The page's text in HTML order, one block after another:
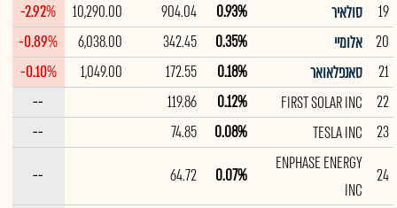
19
סולאיר 0.93%
904.04
10,290.00
-2.92%
20
אלומיי 0.35%
342.45
6,038.00
-0.89%
21
סאנפלאואר 0.18%
172.55
1,049.00
-0.10%
22
FIRST SOLAR INC
0.12%
119.86
--
23
TESLA INC
0.08%
74.85
--
24
ENPHASE ENERGY
INC
0.07%
64.72
--